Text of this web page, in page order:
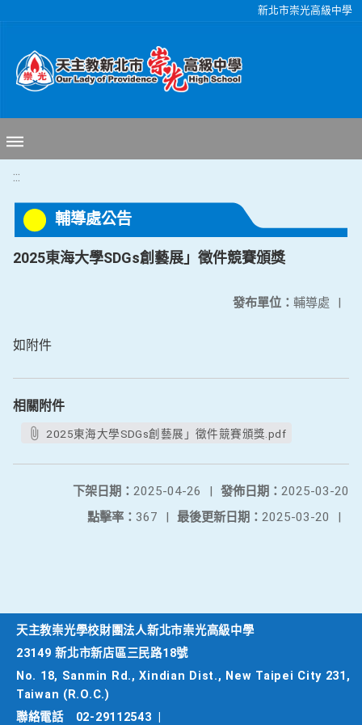
新北市崇光高級中學
:::
輔導處公告
2025東海大學SDGs創藝展」徵件競賽頒獎
發布單位： 輔導處 |
如附件
相關附件
2025東海大學SDGs創藝展」徵件競賽頒獎.pdf
發佈日期： 2025-03-20
下架日期： 2025-04-26
|
最後更新日期： 2025-03-20 |
點擊率： 367 |
天主教崇光學校財團法人新北市崇光高級中學
23149 新北市新店區三民路18號
No. 18, Sanmin Rd., Xindian Dist., New Taipei City 231,
Taiwan (R.O.C.)
聯絡電話
02-29112543